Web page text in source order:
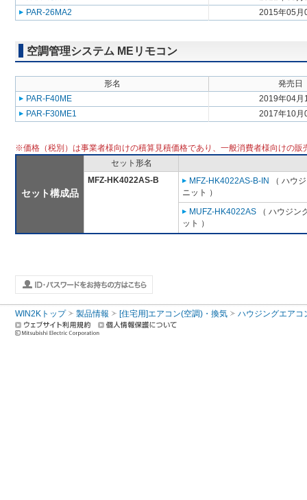
PAR-26MA2
2015年05月
空調管理システム MEリモコン
形名
発売日
PAR-F40ME
2019年04月
PAR-F30ME1
2017年10月
※価格（税別）は事業者様向けの積算見積価格であり、一般消費者様向けの販
セット構成品
セット形名
MFZ-HK4022AS-B
MFZ-HK4022AS-B-IN
（ ハウ
ニット ）
MUFZ-HK4022AS （ ハウジン
ット ）
WIN2Kトップ 製品情報 [住宅用]エアコン(空調)・換気 ハウジングエアコ